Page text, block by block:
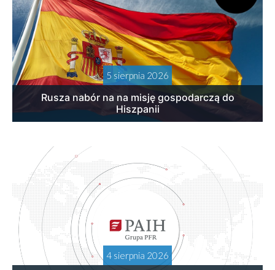
5 sierpnia 2026
Rusza nabór na na misję gospodarczą do
Hiszpanii
4 sierpnia 2026